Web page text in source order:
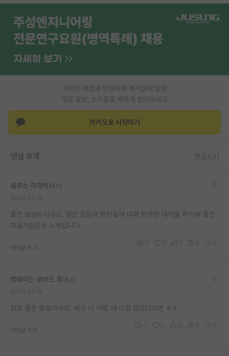
카카오 계정과 연동하여 게시글에 달린
댓글 알람, 소식등을 빠르게 받아보세요
카카오로 시작하기
댓글 6개 댓글쓰기
춤추는 척척박사
좋은 말씀이시네요. 많은 갈등의 원인들에 대해 현명한 대처를 하기에 좋은
마음가짐으로 느껴집니다.
대댓글 쓰기
멍때리는 로버트 후크
정말 좋은 말씀이네요. 제가 더 어릴 때 이걸 알았더라면 ㅎㅎ
대댓글 쓰기